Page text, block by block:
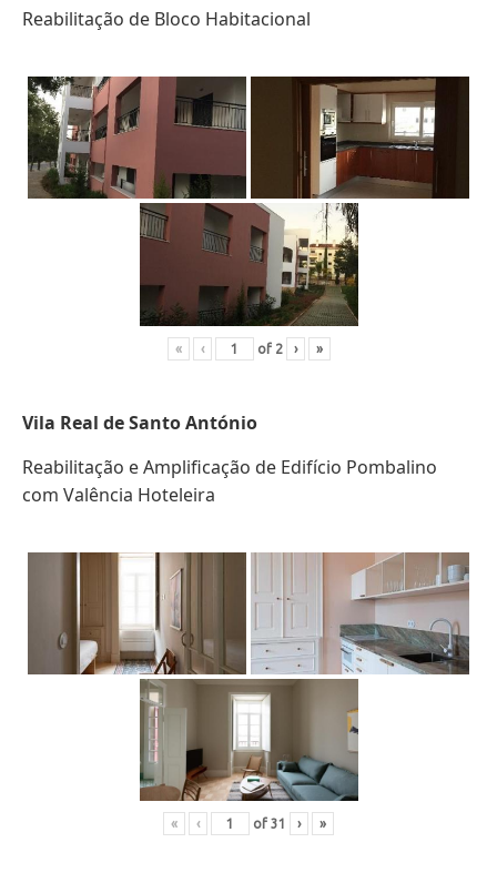
Reabilitação de Bloco Habitacional
« ‹ of 2 › »
Vila Real de Santo António
Reabilitação e Amplificação de Edifício Pombalino
com Valência Hoteleira
« ‹ of 31 › »